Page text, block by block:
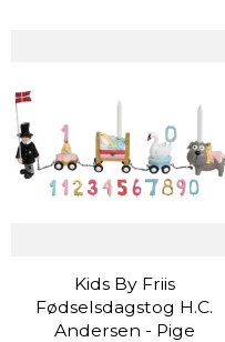
Kids By Friis
Fødselsdagstog H.C.
Andersen - Pige